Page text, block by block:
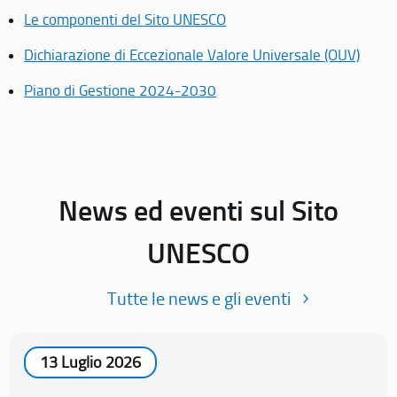
Le componenti del Sito UNESCO
Dichiarazione di Eccezionale Valore Universale (OUV)
Piano di Gestione 2024-2030
News ed eventi sul Sito
UNESCO
Tutte le news e gli eventi
13 Luglio 2026